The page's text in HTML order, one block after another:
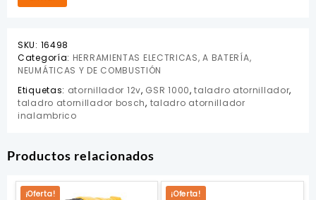
SKU: 16498
Categoría: HERRAMIENTAS ELECTRICAS, A BATERÍA,
NEUMÁTICAS Y DE COMBUSTIÓN
Etiquetas: atornillador 12v, GSR 1000,taladro atornillador,
taladro atornillador bosch, taladro atornillador
inalambrico
Productos relacionados
¡Oferta! ¡Oferta!